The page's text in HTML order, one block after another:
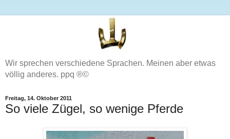
Wir sprechen verschiedene Sprachen. Meinen aber etwas
völlig anderes. ppq ®©
Freitag, 14. Oktober 2011
So viele Zügel, so wenige Pferde